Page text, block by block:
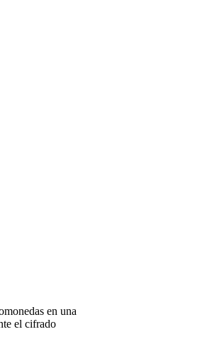
en una
el cifrado